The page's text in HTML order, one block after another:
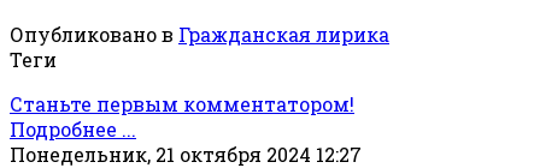
Опубликовано в Гражданская лирика
Теги
Станьте первым комментатором!
Подробнее ...
Понедельник, 21 октября 2024 12:27